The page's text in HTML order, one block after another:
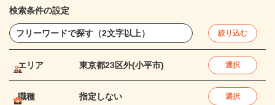
検索条件の設定
絞り込む
エリア 東京都23区外(小平市) 選択
職種 指定しない 選択